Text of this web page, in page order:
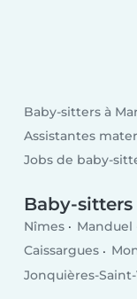
Baby-sitters à
Assistantes
Jobs de baby-
Baby-
Nîmes Manduel
Caissargues
Jonquières-